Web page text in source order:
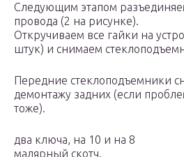
Следующим этапом
провода (2 на рисунке).
Откручиваем все гайки на
штук) и снимаем
Передние стеклоподъемники
демонтажу задних (если
тоже).
два ключа, на 10 и на 8
малярный скотч.